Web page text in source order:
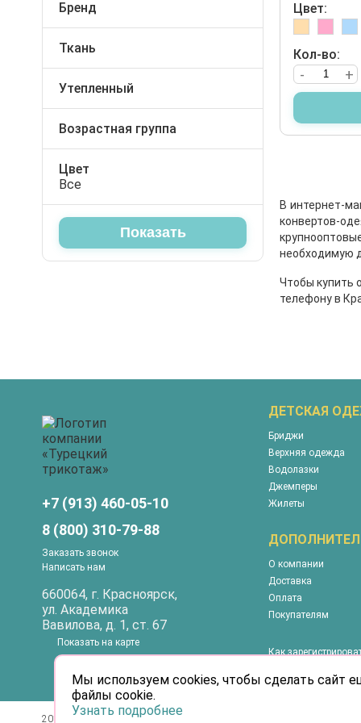
Цвет:
Кол-во:
+
-
В интернет-
конвертов-
необходимую
Чтобы купить
телефону в
Шорты
Юбки
Слюнявчики
Футболки
Штанишки
Бренд
Babyline
Ткань
Интерлок
Утепленный
Возрастная группа
Цвет
Все
+7 (913) 460-05-10
8 (800) 310-79-88
Заказать звонок
Написать нам
660064, г. Красноярск,
ул. Академика
Вавилова, д. 1, ст. 67
Показать на карте
ДЕТСКАЯ
Бриджи
Верхняя одежда
Водолазки
Джемперы
Жилеты
О компании
Доставка
Оплата
Покупателям
Как
2012 – 2026 © Турецкий трикотаж. Информация
Мы используем cookies, чтобы сделать сайт
файлы cookie.
Узнать подробнее